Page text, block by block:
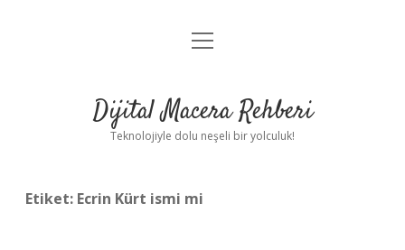
Anasayfa
Yasal Uyarı
menüyü
Dijital Macera Rehberi
Teknolojiyle dolu neşeli bir yolculuk!
Etiket: Ecrin Kürt ismi mi